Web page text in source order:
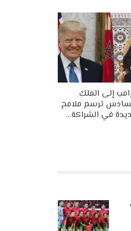
إلى الملك
ترسم ملامح
في الشراكة…